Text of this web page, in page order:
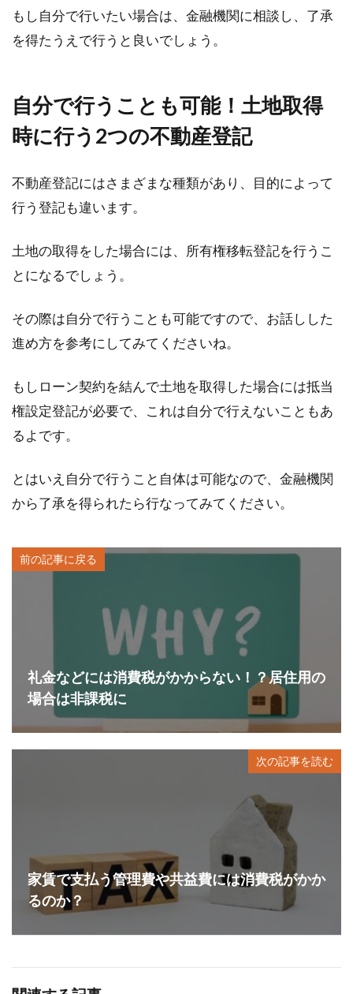
もし自分で行いたい場合は、金融機関に相談し、了承
を得たうえで行うと良いでしょう。
自分で行うことも可能！土地取得
時に行う2つの不動産登記
不動産登記にはさまざまな種類があり、目的によって
行う登記も違います。
土地の取得をした場合には、所有権移転登記を行うこ
とになるでしょう。
その際は自分で行うことも可能ですので、お話しした
進め方を参考にしてみてくださいね。
もしローン契約を結んで土地を取得した場合には抵当
権設定登記が必要で、これは自分で行えないこともあ
るよです。
とはいえ自分で行うこと自体は可能なので、金融機関
から了承を得られたら行なってみてください。
前の記事に戻る
礼金などには消費税がかからない！？居住用の
場合は非課税に
次の記事を読む
家賃で支払う管理費や共益費には消費税がかか
るのか？